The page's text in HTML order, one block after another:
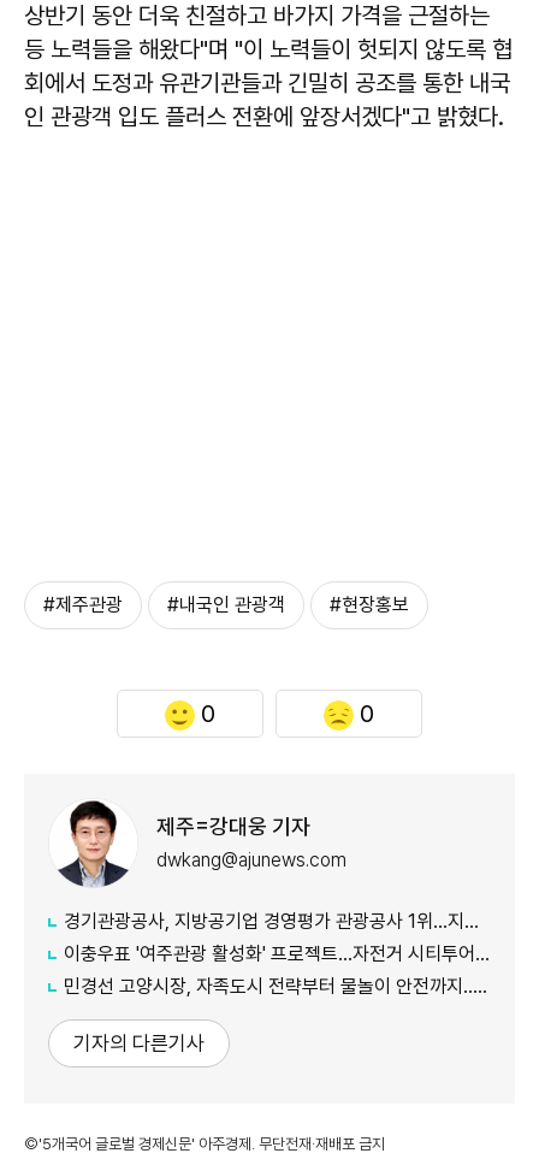
상반기 동안 더욱 친절하고 바가지 가격을 근절하는
등 노력들을 해왔다"며 "이 노력들이 헛되지 않도록 협
회에서 도정과 유관기관들과 긴밀히 공조를 통한 내국
인 관광객 입도 플러스 전환에 앞장서겠다"고 밝혔다.
#제주관광 #내국인 관광객 #현장홍보
0 0
제주=강대웅 기자
dwkang@ajunews.com
경기관광공사, 지방공기업 경영평가 관광공사 1위...지난해 5위서 4계단 상승
이충우표 '여주관광 활성화' 프로젝트...자전거 시티투어 확대
민경선 고양시장, 자족도시 전략부터 물놀이 안전까지...민선 9기 현장행정 속도
기자의 다른기사
©'5개국어 글로벌 경제신문' 아주경제. 무단전재·재배포 금지